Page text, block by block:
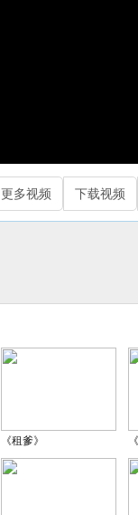
更多视频 下载视频
《租爹》